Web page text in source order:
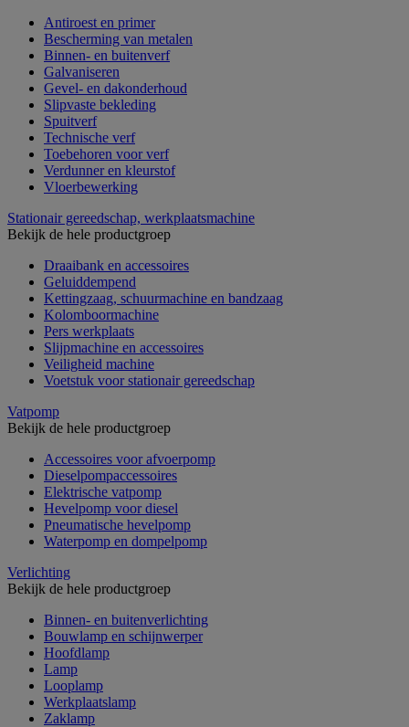
Antiroest en primer
Bescherming van metalen
Binnen- en buitenverf
Galvaniseren
Gevel- en dakonderhoud
Slipvaste bekleding
Spuitverf
Technische verf
Toebehoren voor verf
Verdunner en kleurstof
Vloerbewerking
Stationair gereedschap, werkplaatsmachine
Bekijk de hele productgroep
Draaibank en accessoires
Geluiddempend
Kettingzaag, schuurmachine en bandzaag
Kolomboormachine
Pers werkplaats
Slijpmachine en accessoires
Veiligheid machine
Voetstuk voor stationair gereedschap
Vatpomp
Bekijk de hele productgroep
Accessoires voor afvoerpomp
Dieselpompaccessoires
Elektrische vatpomp
Hevelpomp voor diesel
Pneumatische hevelpomp
Waterpomp en dompelpomp
Verlichting
Bekijk de hele productgroep
Binnen- en buitenverlichting
Bouwlamp en schijnwerper
Hoofdlamp
Lamp
Looplamp
Werkplaatslamp
Zaklamp